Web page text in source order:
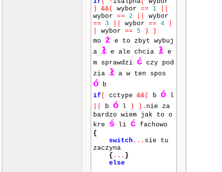
log log log log log
log log log log log
w ktorym nie ma nic
ciekawego" ,
"1blabla
blablabla blabl abl
ba lb labl bal bla l
b labl blabl bla "
"koniec
glupot"
//tematy do
usuniecia
{
"Tematy
Przeznaczone do usun
iecia:" ,
pID = 191"
)
&&( wybor == 1
wybor == 2
wybor
==
3 wybor == 4
wybor == 5 )
)
mo ż e to zbyt wybuj
a ł e ale chcia ł e
m sprawdzi ć czy pod
zia ł a w ten spos
ó b
if ( cctype &&( b ó l
b ó l ) ) . nie za
bardzo wiem jak to o
kre ś li ć fachowo
{
switch ... sie tu
zaczyna
{ ... }
else